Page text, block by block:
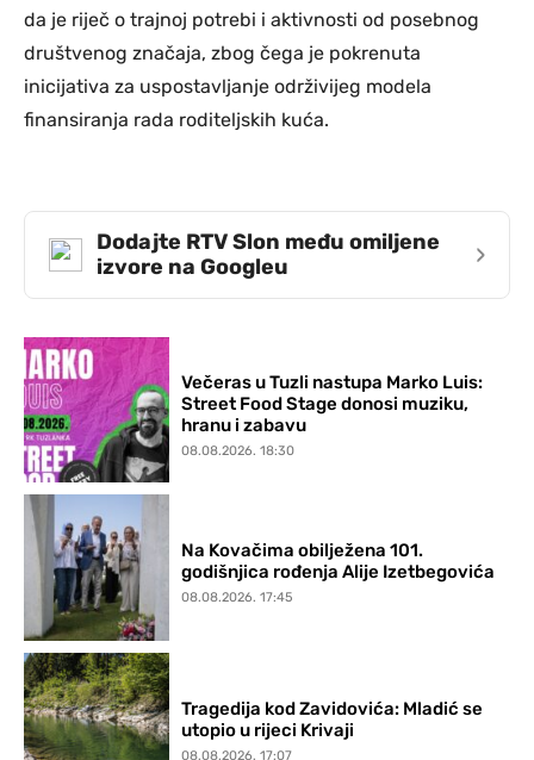
da je riječ o trajnoj potrebi i aktivnosti od posebnog
društvenog značaja, zbog čega je pokrenuta
inicijativa za uspostavljanje održivijeg modela
finansiranja rada roditeljskih kuća.
Dodajte RTV Slon među omiljene
izvore na Googleu
›
Večeras u Tuzli nastupa Marko Luis:
Street Food Stage donosi muziku,
hranu i zabavu
08.08.2026. 18:30
Na Kovačima obilježena 101.
godišnjica rođenja Alije Izetbegovića
08.08.2026. 17:45
Tragedija kod Zavidovića: Mladić se
utopio u rijeci Krivaji
08.08.2026. 17:07